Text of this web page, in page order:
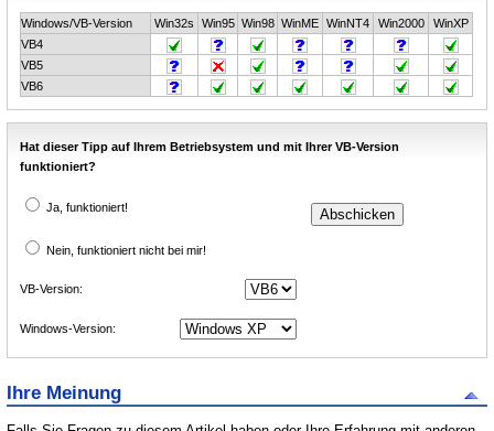
Windows/VB-Version Win32s Win95 Win98 WinME WinNT4 Win2000
WinXP
VB4
VB5
VB6
Hat dieser Tipp auf Ihrem Betriebsystem und mit Ihrer VB-Version
funktioniert?
Ja, funktioniert!
Nein, funktioniert nicht bei mir!
VB-Version:
Windows-Version:
Ihre Meinung